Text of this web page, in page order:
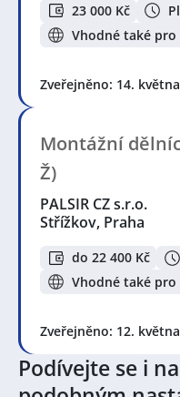
23 000 Kč
Vhodné také pro
Zveřejněno: 14. května
Montážní
Ž)
PALSIR CZ s.r.o.
Střížkov, Praha
do 22 400 Kč
Vhodné také pro
Zveřejněno: 12. května
Podívejte se i